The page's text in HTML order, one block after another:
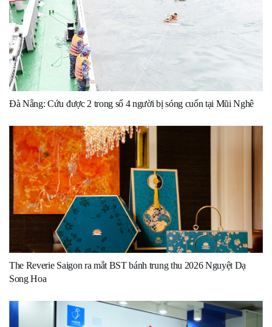
Đà Nẵng: Cứu được 2 trong số 4 người bị sóng cuốn tại Mũi Nghê
The Reverie Saigon ra mắt BST bánh trung thu 2026 Nguyệt Dạ
Song Hoa